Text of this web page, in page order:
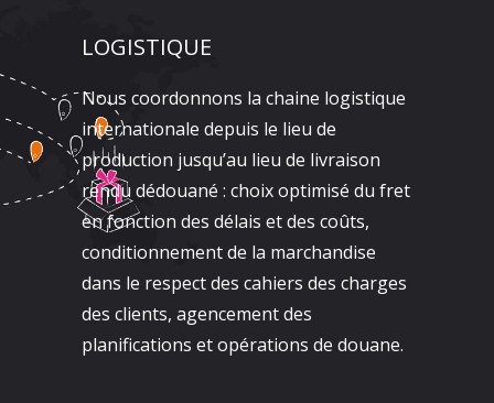
LOGISTIQUE
Nous coordonnons la chaine logistique
internationale depuis le lieu de
production jusqu’au lieu de livraison
rendu dédouané : choix optimisé du fret
en fonction des délais et des coûts,
conditionnement de la marchandise
dans le respect des cahiers des charges
des clients, agencement des
planifications et opérations de douane.